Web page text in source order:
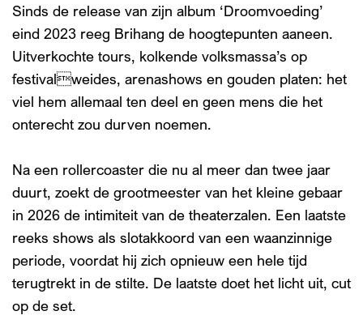
Sinds de release van zijn album ‘Droomvoeding’
eind 2023 reeg Brihang de hoogtepunten aaneen.
Uitverkochte tours, kolkende volksmassa’s op
festivalweides, arenashows en gouden platen: het
viel hem allemaal ten deel en geen mens die het
onterecht zou durven noemen.
Na een rollercoaster die nu al meer dan twee jaar
duurt, zoekt de grootmeester van het kleine gebaar
in 2026 de intimiteit van de theaterzalen. Een laatste
reeks shows als slotakkoord van een waanzinnige
periode, voordat hij zich opnieuw een hele tijd
terugtrekt in de stilte. De laatste doet het licht uit, cut
op de set.